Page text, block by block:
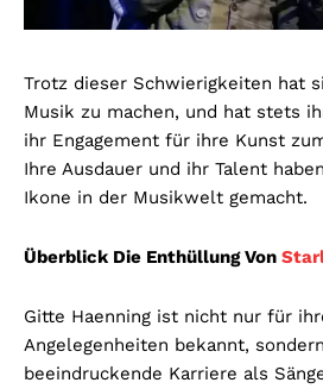
Trotz dieser Schwierigkeiten hat
Musik zu machen, und hat stets
ihr Engagement für ihre Kunst
Ihre Ausdauer und ihr Talent
Ikone in der Musikwelt gemacht.
Überblick Die Enthüllung Von
Gitte Haenning ist nicht nur für
Angelegenheiten bekannt,
beeindruckende Karriere als